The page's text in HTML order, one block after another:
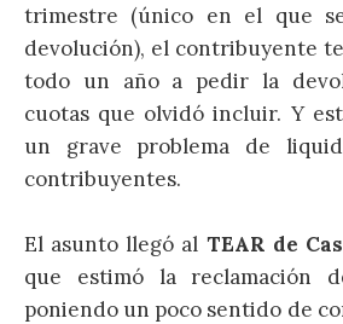
trimestre (único en el que
devolución), el contribuyente
todo un año a pedir la
cuotas que olvidó incluir. Y
un grave problema de
contribuyentes.
El asunto llegó al TEAR de
que estimó la reclamación
poniendo un poco sentido de